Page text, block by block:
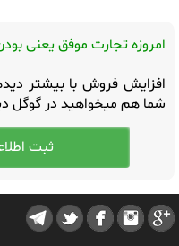
امروزه تجارت موفق یعنی
افزایش فروش با بیشتر
شما هم میخواهید در گوگل